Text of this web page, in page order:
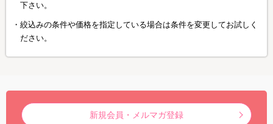
下さい。
絞込みの条件や価格を指定している場合は条件を変更してお試しく
ださい。
新規会員・メルマガ登録